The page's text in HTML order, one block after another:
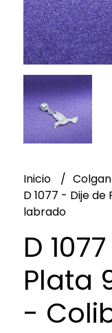
Inicio
D 1077 - Dije
labrado
D
Plata
-